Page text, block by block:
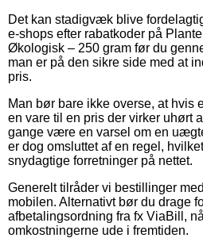
Det kan stadigvæk blive
e-shops efter rabatkoder på
Økologisk – 250 gram før du
man er på den sikre side med at
pris.
Man bør bare ikke overse, at hvis
en vare til en pris der virker uhørt
gange være en varsel om en
er dog omsluttet af en regel,
snydagtige forretninger på nettet.
Generelt tilråder vi bestillinger
mobilen. Alternativt bør du drage
afbetalingsordning fra fx ViaBill,
omkostningerne ude i fremtiden.